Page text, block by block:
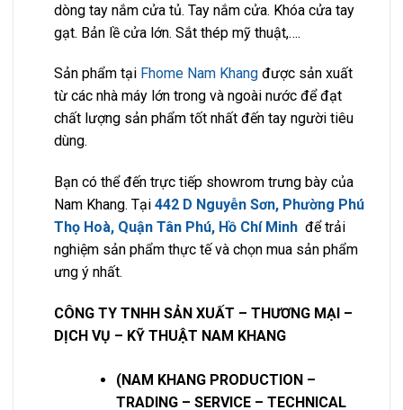
dòng tay nắm cửa tủ. Tay nắm cửa. Khóa cửa tay
gạt. Bản lề cửa lớn. Sắt thép mỹ thuật,….
Sản phẩm tại Fhome Nam Khangđược sản xuất
từ các nhà máy lớn trong và ngoài nước để đạt
chất lượng sản phẩm tốt nhất đến tay người tiêu
dùng.
Bạn có thể đến trực tiếp showrom trưng bày của
Nam Khang. Tại 442 D Nguyễn Sơn, Phường Phú
Thọ Hoà, Quận Tân Phú, Hồ Chí Minh để trải
nghiệm sản phẩm thực tế và chọn mua sản phẩm
ưng ý nhất.
CÔNG TY TNHH SẢN XUẤT – THƯƠNG MẠI –
DỊCH VỤ – KỸ THUẬT NAM KHANG
(NAM KHANG PRODUCTION –
TRADING – SERVICE – TECHNICAL